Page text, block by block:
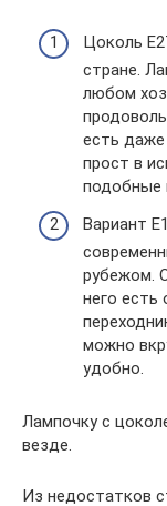
Цоколь
стране.
любом
есть даже
прост в
подобные
Вариант
рубежом.
него
можно
удобно.
Лампочку с
везде.
Из недостатков